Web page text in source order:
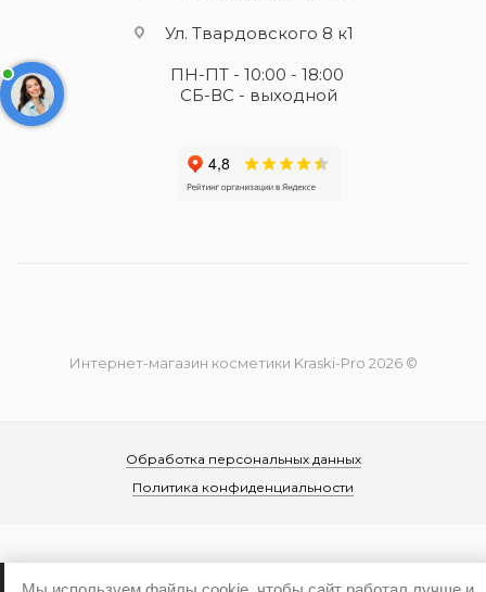
Ул. Твардовского 8 к1
ПН-ПТ - 10:00 - 18:00
СБ-ВС - выходной
Интернет-магазин косметики Kraski-Pro 2026 ©
Обработка персональных данных
Политика конфиденциальности